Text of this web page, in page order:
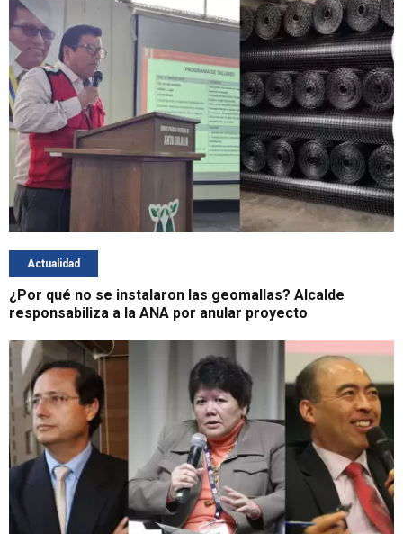
Actualidad
¿Por qué no se instalaron las geomallas? Alcalde
responsabiliza a la ANA por anular proyecto